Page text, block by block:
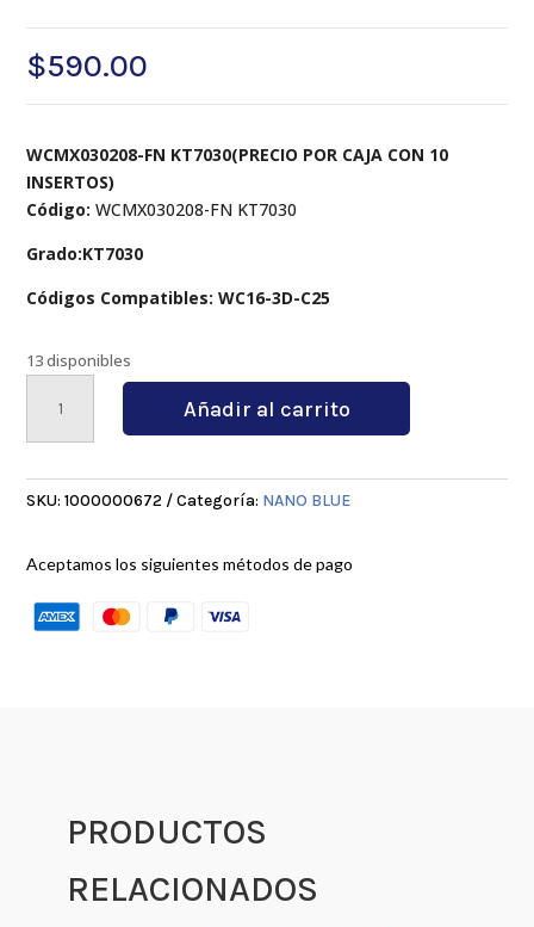
$590.00
WCMX030208-FN KT7030(PRECIO POR CAJA CON 10
INSERTOS)
Código: WCMX030208-FN KT7030
Grado:KT7030
Códigos Compatibles: WC16-3D-C25
13 disponibles
WCMX030208-
KT7030
Añadir al carrito
SKU:1000000672 Categoría: NANO BLUE
Aceptamos los siguientes métodos de pago
PRODUCTOS
RELACIONADOS